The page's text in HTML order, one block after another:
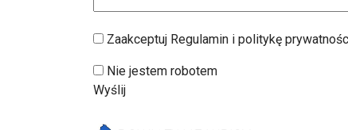
Zaakceptuj Regulamin i politykę
Nie jestem robotem
Wyślij